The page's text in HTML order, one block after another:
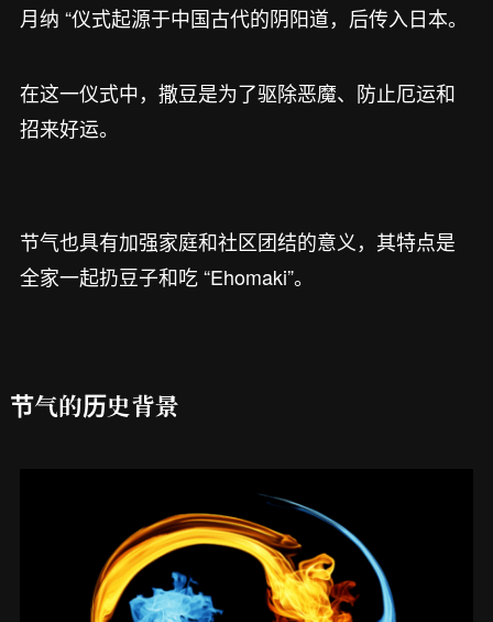
月纳 “仪式起源于中国古代的阴阳道，后传入日本。
在这一仪式中，撒豆是为了驱除恶魔、防止厄运和
招来好运。
节气也具有加强家庭和社区团结的意义，其特点是
全家一起扔豆子和吃 “Ehomaki”。
节气的历史背景